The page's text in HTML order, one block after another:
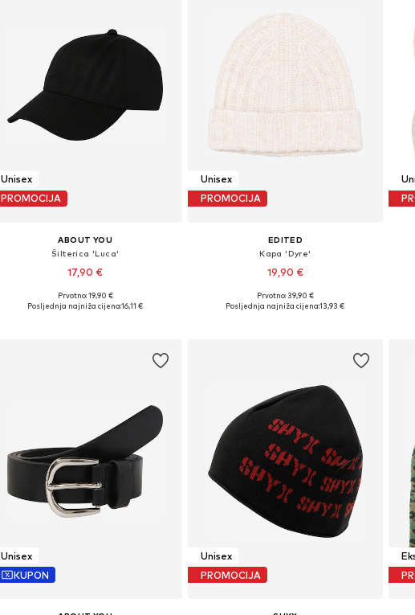
Unisex
PROMOCIJA
ABOUT YOU
Šilterica 'Luca'
17,90 €
Dostupne veličine: 55-60
Prvotno: 19,90 €
Posljednja najniža cijena:16,11 €
Unisex
PROMOCIJA
EDITED
Kapa 'Dyre'
19,90 €
Dostupne veličine: 55-60
Prvotno: 39,90 €
Posljednja najniža cijena:13,93 €
Unisex
KUPON
Unisex
PROMOCIJA